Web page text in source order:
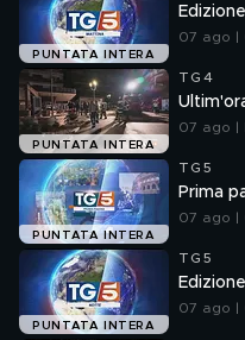
PUNTATA INTERA
07 ago |
PUNTATA INTERA
TG4
07 ago |
PUNTATA INTERA
TG5
Prima
07 ago |
PUNTATA INTERA
TG5
07 ago |